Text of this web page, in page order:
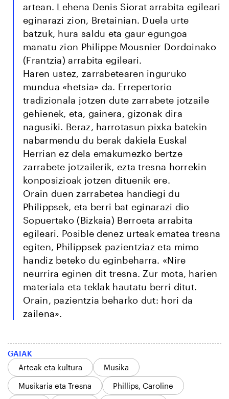
artean. Lehena Denis Siorat arrabita egileari
eginarazi zion, Bretainian. Duela urte
batzuk, hura saldu eta gaur egungoa
manatu zion Philippe Mousnier Dordoinako
(Frantzia) arrabita egileari.
Haren ustez, zarrabetearen inguruko
mundua «hetsia» da. Errepertorio
tradizionala jotzen dute zarrabete jotzaile
gehienek, eta, gainera, gizonak dira
nagusiki. Beraz, harrotasun pixka batekin
nabarmendu du berak dakiela Euskal
Herrian ez dela emakumezko bertze
zarrabete jotzailerik, ezta tresna horrekin
konposizioak jotzen dituenik ere.
Orain duen zarrabetea handiegi du
Philippsek, eta berri bat eginarazi dio
Sopuertako (Bizkaia) Berroeta arrabita
egileari. Posible denez urteak ematea tresna
egiten, Philippsek pazientziaz eta mimo
handiz beteko du eginbeharra. «Nire
neurrira eginen dit tresna. Zur mota, harien
materiala eta teklak hautatu berri ditut.
Orain, pazientzia beharko dut: hori da
zailena».
GAIAK
Arteak eta kultura
Musika
Musikaria eta Tresna
Phillips, Caroline